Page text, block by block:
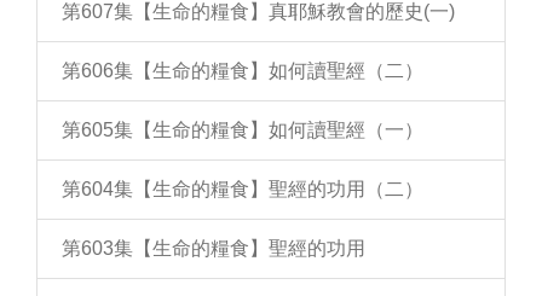
第607集【生命的糧食】真耶穌教會的歷史(一)
第606集【生命的糧食】如何讀聖經（二）
第605集【生命的糧食】如何讀聖經（一）
第604集【生命的糧食】聖經的功用（二）
第603集【生命的糧食】聖經的功用